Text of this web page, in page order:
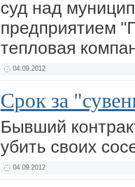
суд над
предприятием
тепловая
04.09.2012
Срок за
Бывший
убить своих
04.09.2012